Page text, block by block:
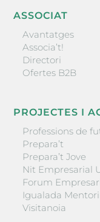
ASSOCIAT
Avantatges
Associa’t!
Directori
Ofertes B2B
PROJECTES I
Professions de
Prepara’t
Prepara’t Jove
Nit Empresarial
Forum
Igualada
Visitanoia